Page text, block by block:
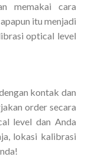
memakai cara
itu menjadi
optical level
kontak dan
order secara
level dan Anda
lokasi kalibrasi